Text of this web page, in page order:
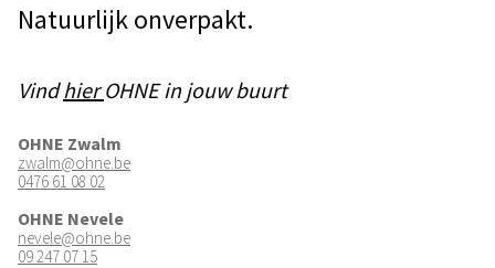
Natuurlijk onverpakt.
VindhierOHNE in jouw buurt
OHNE Zwalm
zwalm@ohne.be
0476 61 08 02
OHNE Nevele
nevele@ohne.be
09 247 07 15